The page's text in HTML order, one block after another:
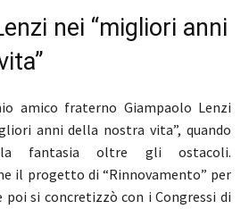
nei “migliori anni
amico fraterno Giampaolo Lenzi
anni della nostra vita”, quando
la fantasia oltre gli ostacoli.
il progetto di “Rinnovamento” per
poi si concretizzò con i Congressi di